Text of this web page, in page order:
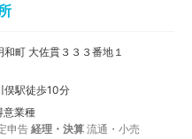
町 大佐貫３３３番地１
俣駅徒歩10分
意業種
申告 経理・決算 流通・小売